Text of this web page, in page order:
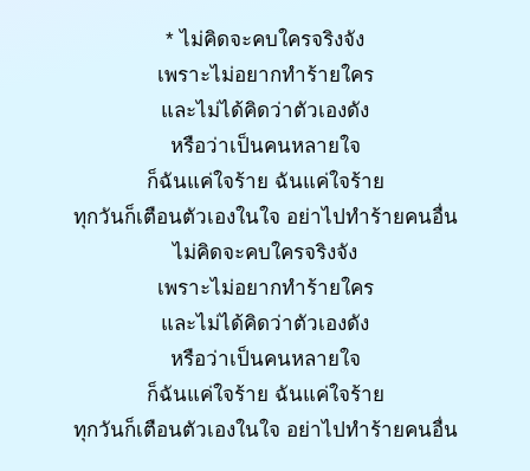
* ไม่คิดจะคบใครจริงจัง
เพราะไม่อยากทำร้ายใคร
และไม่ได้คิดว่าตัวเองดัง
หรือว่าเป็นคนหลายใจ
ก็ฉันแค่ใจร้าย ฉันแค่ใจร้าย
ทุกวันก็เตือนตัวเองในใจ อย่าไปทำร้ายคนอื่น
ไม่คิดจะคบใครจริงจัง
เพราะไม่อยากทำร้ายใคร
และไม่ได้คิดว่าตัวเองดัง
หรือว่าเป็นคนหลายใจ
ก็ฉันแค่ใจร้าย ฉันแค่ใจร้าย
ทุกวันก็เตือนตัวเองในใจ อย่าไปทำร้ายคนอื่น